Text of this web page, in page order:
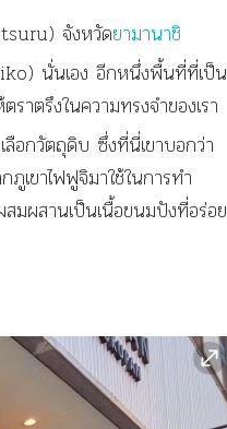
จังหวัดยามานาชิ
นั่นเอง อีกหนึ่งพื้นที่ที่เป็น
าตรึงในความทรงจำของเรา
ลือกวัตถุดิบ ซึ่งที่นี่เขาบอกว่า
เขาไฟฟูจิมาใช้ในการทำ
มผสานเป็นเนื้อขนมปังที่อร่อย